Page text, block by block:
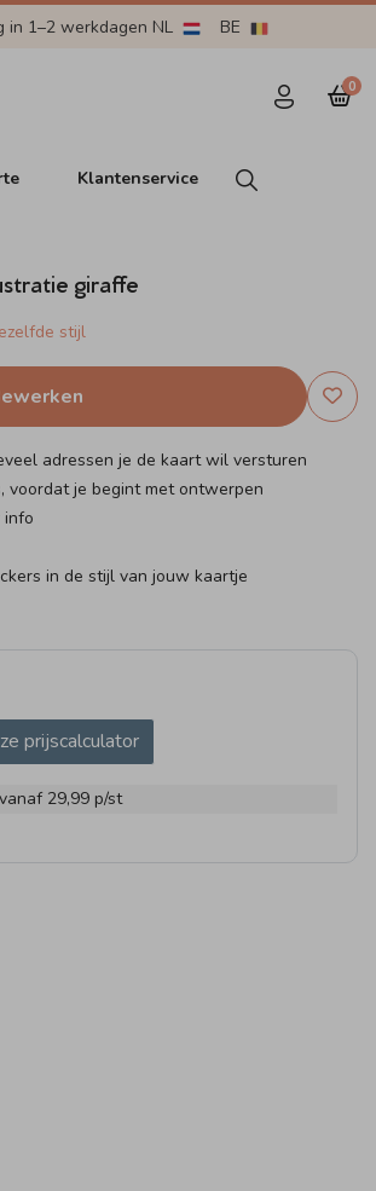
in 1–2 werkdagen NL BE
0
Klantenservice
97 X 45 MM
giraffe
stijl
adressen je de kaart wil versturen
voordat je begint met ontwerpen
info
in de stijl van jouw kaartje
prijscalculator
vanaf 29,99 p/st